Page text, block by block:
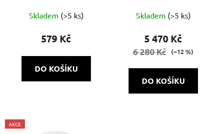
Skladem (>5 ks)
579 Kč
DO KOŠÍKU
Skladem (>5 ks)
5 470 Kč
6 280 Kč (–12 %)
DO KOŠÍKU
AKCE